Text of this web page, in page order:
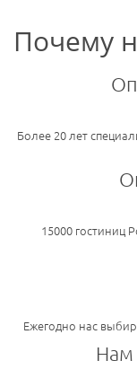
Почему
Более 20 лет
15000 гостиниц
Ежегодно нас
Нам